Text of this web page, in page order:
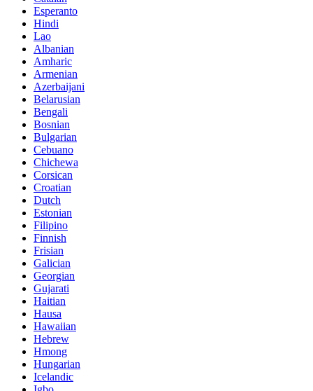
Esperanto
Hindi
Lao
Albanian
Amharic
Armenian
Azerbaijani
Belarusian
Bengali
Bosnian
Bulgarian
Cebuano
Chichewa
Corsican
Croatian
Dutch
Estonian
Filipino
Finnish
Frisian
Galician
Georgian
Gujarati
Haitian
Hausa
Hawaiian
Hebrew
Hmong
Hungarian
Icelandic